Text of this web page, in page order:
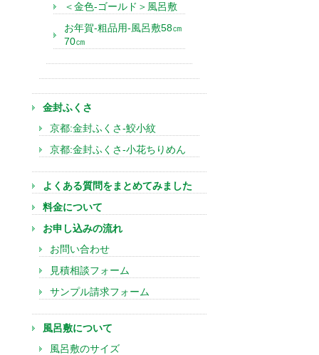
＜金色-ゴールド＞風呂敷
お年賀-粗品用-風呂敷58㎝
70㎝
金封ふくさ
京都:金封ふくさ-鮫小紋
京都:金封ふくさ-小花ちりめん
よくある質問をまとめてみました
料金について
お申し込みの流れ
お問い合わせ
見積相談フォーム
サンプル請求フォーム
風呂敷について
風呂敷のサイズ